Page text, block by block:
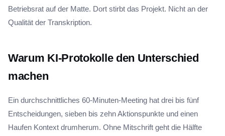
Betriebsrat auf der Matte. Dort stirbt das Projekt. Nicht an der
Qualität der Transkription.
Warum KI-Protokolle den Unterschied
machen
Ein durchschnittliches 60-Minuten-Meeting hat drei bis fünf
Entscheidungen, sieben bis zehn Aktionspunkte und einen
Haufen Kontext drumherum. Ohne Mitschrift geht die Hälfte